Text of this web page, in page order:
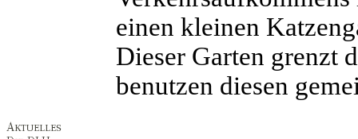
einen kleinen
Dieser Garten grenzt
benutzen diesen